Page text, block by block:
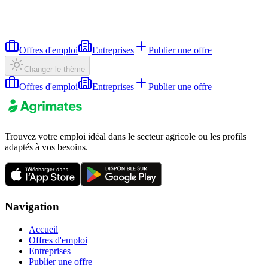
Offres d'emploi Entreprises Publier une offre
Changer le thème
Offres d'emploi Entreprises Publier une offre
Trouvez votre emploi idéal dans le secteur agricole ou les profils
adaptés à vos besoins.
Navigation
Accueil
Offres d'emploi
Entreprises
Publier une offre